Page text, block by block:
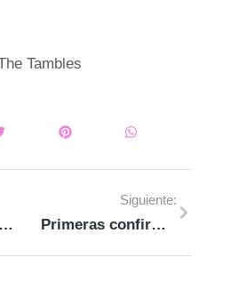
Ismael Serrano @ Gran Teatro (Cáceres)
Siguiente:
Primeras confirmaciones del Extremúsika 2023